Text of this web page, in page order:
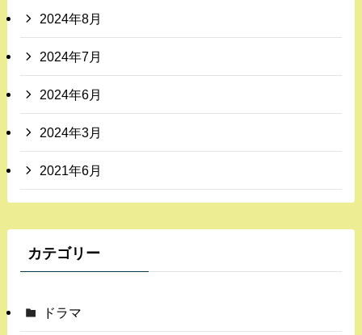
2024年8月
2024年7月
2024年6月
2024年3月
2021年6月
カテゴリー
ドラマ